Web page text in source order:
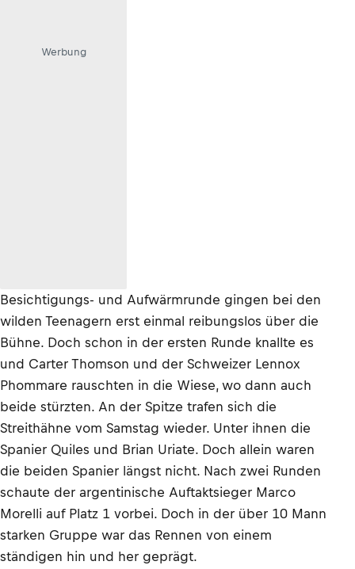
Werbung
Besichtigungs- und Aufwärmrunde gingen bei den
wilden Teenagern erst einmal reibungslos über die
Bühne. Doch schon in der ersten Runde knallte es
und Carter Thomson und der Schweizer Lennox
Phommare rauschten in die Wiese, wo dann auch
beide stürzten. An der Spitze trafen sich die
Streithähne vom Samstag wieder. Unter ihnen die
Spanier Quiles und Brian Uriate. Doch allein waren
die beiden Spanier längst nicht. Nach zwei Runden
schaute der argentinische Auftaktsieger Marco
Morelli auf Platz 1 vorbei. Doch in der über 10 Mann
starken Gruppe war das Rennen von einem
ständigen hin und her geprägt.